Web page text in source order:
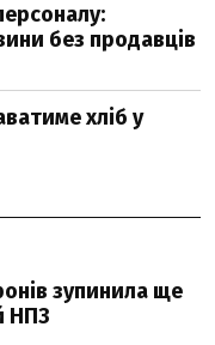
без продавців
хліб у
зупинила ще
НПЗ